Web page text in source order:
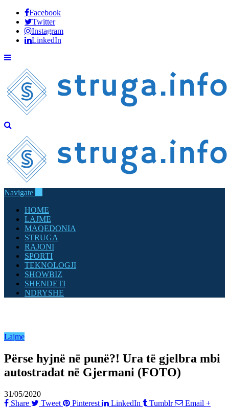
Facebook
Twitter
Instagram
LinkedIn
Navigate
HOME
LAJME
MAQEDONIA
STRUGA
RAJONI
SPORTI
TEKNOLOGJI
SHOWBIZ
SHENDETI
NDRYSHE
Lajme
Përse hyjnë në punë?! Ura të gjelbra mbi
autostradat në Gjermani (FOTO)
31/05/2020
Share
Tweet Pinterest LinkedIn Tumblr Email +